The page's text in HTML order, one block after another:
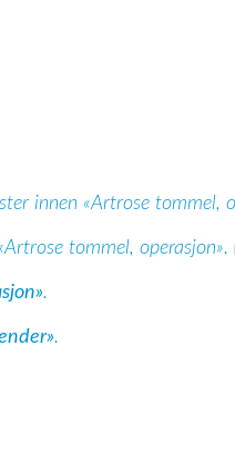
innen «Artrose tommel,
tommel, operasjon».
.
.